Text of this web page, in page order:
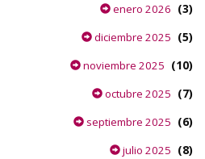
enero 2026 (3)
diciembre 2025 (5)
noviembre 2025 (10)
octubre 2025 (7)
septiembre 2025 (6)
julio 2025 (8)